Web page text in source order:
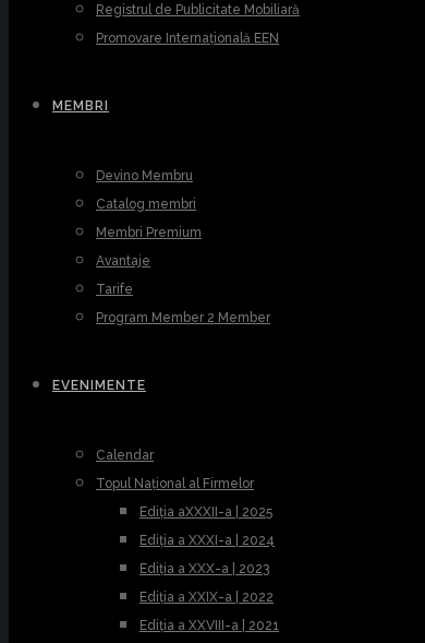
Registrul de Publicitate Mobiliară
Promovare Internațională EEN
MEMBRI
Devino Membru
Catalog membri
Membri Premium
Avantaje
Tarife
Program Member 2 Member
EVENIMENTE
Calendar
Topul Național al Firmelor
Ediția aXXXII-a | 2025
Ediția a XXXI-a | 2024
Ediția a XXX-a | 2023
Ediția a XXIX-a | 2022
Ediția a XXVIII-a | 2021